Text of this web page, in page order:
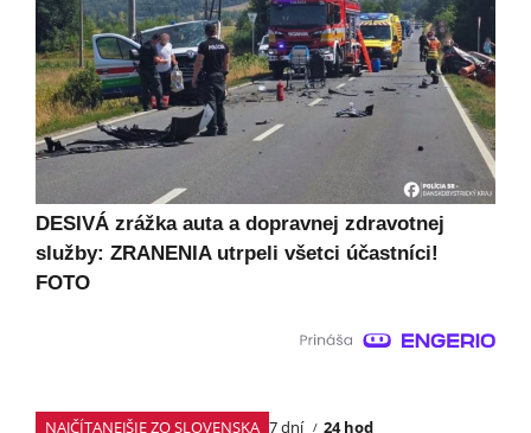
DESIVÁ zrážka auta a dopravnej zdravotnej
služby: ZRANENIA utrpeli všetci účastníci!
FOTO
NAJČÍTANEJŠIE ZO SLOVENSKA 7 dní 24 hod